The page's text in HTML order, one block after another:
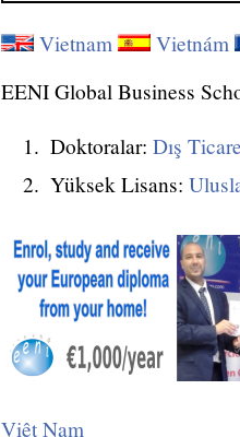
Vietnam Vietnám
EENI Global Business
Doktoralar: Dış
Yüksek Lisans:
Việt Nam